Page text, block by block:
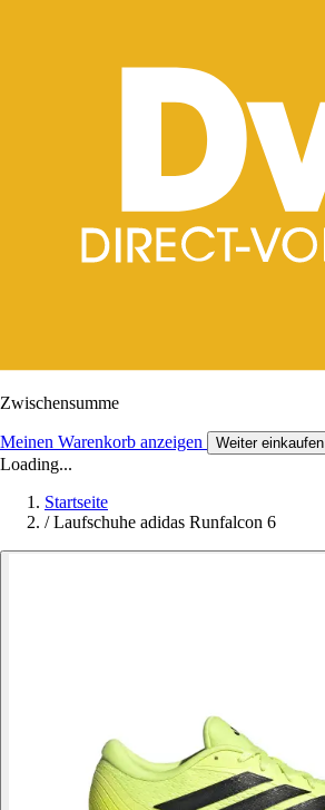
Zwischensumme
Meinen Warenkorb anzeigen Weiter einkaufen
Loading...
Startseite
/ Laufschuhe adidas Runfalcon 6